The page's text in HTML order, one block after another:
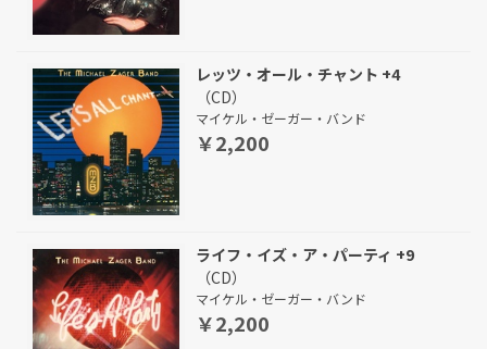
レッツ・オール・チャント +4
（CD）
マイケル・ゼーガー・バンド
￥2,200
ライフ・イズ・ア・パーティ +9
（CD）
マイケル・ゼーガー・バンド
￥2,200